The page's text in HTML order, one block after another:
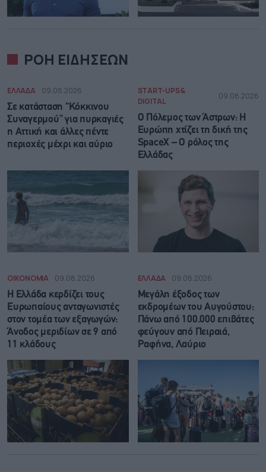
ΡΟΗ ΕΙΔΗΣΕΩΝ
ΕΛΛΑΔΑ 09.08.2026
Σε κατάσταση “Κόκκινου
Συναγερμού” για πυρκαγιές
η Αττική και άλλες πέντε
περιοχές μέχρι και αύριο
START-UPS &
DIGITAL
09.08.2026
Ο Πόλεμος των Άστρων: Η
Ευρώπη χτίζει τη δική της
SpaceX – Ο ρόλος της
Ελλάδας
ΟΙΚΟΝΟΜΙΑ 09.08.2026
Η Ελλάδα κερδίζει τους
Ευρωπαίους ανταγωνιστές
στον τομέα των εξαγωγών:
Άνοδος μεριδίων σε 9 από
11 κλάδους
ΕΛΛΑΔΑ 09.08.2026
Μεγάλη έξοδος των
εκδρομέων του Αυγούστου:
Πάνω από 100.000 επιβάτες
φεύγουν από Πειραιά,
Ραφήνα, Λαύριο